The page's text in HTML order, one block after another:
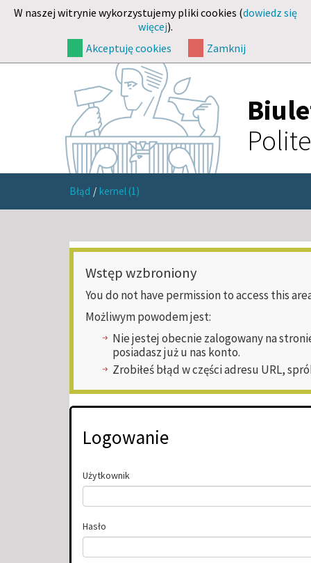
W naszej witrynie wykorzystujemy pliki cookies (dowiedz się
więcej).
Akceptuję cookies
Zamknij
Błąd / kernel (1)
Wstęp wzbroniony
You do not have permission to access this
Możliwym powodem jest:
Nie jestej obecnie zalogowany na
posiadasz już u nas konto.
Zrobiłeś błąd w części adresu URL,
Logowanie
Użytkownik
Hasło